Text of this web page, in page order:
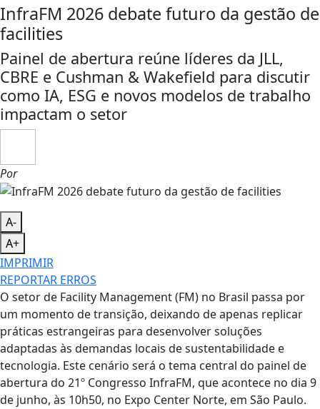
InfraFM 2026 debate futuro da gestão de
facilities
Painel de abertura reúne líderes da JLL,
CBRE e Cushman & Wakefield para discutir
como IA, ESG e novos modelos de trabalho
impactam o setor
Por
A-
A+
IMPRIMIR
REPORTAR ERROS
O setor de Facility Management (FM) no Brasil passa por
um momento de transição, deixando de apenas replicar
práticas estrangeiras para desenvolver soluções
adaptadas às demandas locais de sustentabilidade e
tecnologia. Este cenário será o tema central do painel de
abertura do 21º Congresso InfraFM, que acontece no dia 9
de junho, às 10h50, no Expo Center Norte, em São Paulo.